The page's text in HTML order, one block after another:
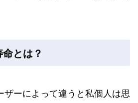
とは？
ザーによって違うと私個人は思